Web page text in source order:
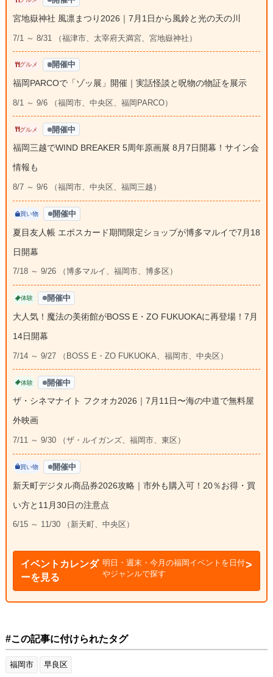
宮地嶽神社 風凛まつり2026｜7月1日から風鈴と光の天の川
7/1 ～ 8/31 （福津市、太宰府天満宮、宮地嶽神社）
グルメ 開催中
福岡PARCOで「ゾッ展」開催｜実話怪談と呪物の物証を展示
8/1 ～ 9/6 （福岡市、中央区、福岡PARCO）
グルメ 開催中
福岡三越でWIND BREAKER 5周年原画展 8月7日開幕！サイン会
情報も
8/7 ～ 9/6 （福岡市、中央区、福岡三越）
買い物 開催中
夏目友人帳 エポスカード期間限定ショップが博多マルイで7月18
日開幕
7/18 ～ 9/26 （博多マルイ、福岡市、博多区）
体験 開催中
大人気！魔法の美術館がBOSS E・ZO FUKUOKAに再登場！7月
14日開幕
7/14 ～ 9/27 （BOSS E・ZO FUKUOKA、福岡市、中央区）
体験 開催中
ザ・シネマナイト フクオカ2026｜7月11日〜海の中道で無料屋
外映画
7/11 ～ 9/30 （ザ・ルイガンズ、福岡市、東区）
買い物 開催中
新天町デジタル商品券2026攻略｜市外も購入可！20％お得・買
い方と11月30日の注意点
6/15 ～ 11/30 （新天町、中央区）
イベントカレンダ
ーを見る
明日・週末・今月の福岡イベントを日付
やジャンルで探す
#この記事に付けられたタグ
福岡市 早良区